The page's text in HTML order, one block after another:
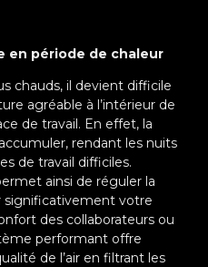
en période de chaleur
chauds, il devient difficile
agréable à l’intérieur de
de travail. En effet, la
rendant les nuits
de travail difficiles.
ainsi de réguler la
significativement votre
des collaborateurs ou
performant offre
de l’air en filtrant les